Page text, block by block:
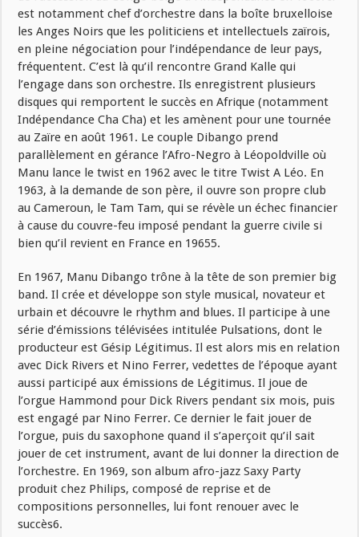
est notamment chef d’orchestre dans la boîte bruxelloise
les Anges Noirs que les politiciens et intellectuels zaïrois,
en pleine négociation pour l’indépendance de leur pays,
fréquentent. C’est là qu’il rencontre Grand Kalle qui
l’engage dans son orchestre. Ils enregistrent plusieurs
disques qui remportent le succès en Afrique (notamment
Indépendance Cha Cha) et les amènent pour une tournée
au Zaïre en août 1961. Le couple Dibango prend
parallèlement en gérance l’Afro-Negro à Léopoldville où
Manu lance le twist en 1962 avec le titre Twist A Léo. En
1963, à la demande de son père, il ouvre son propre club
au Cameroun, le Tam Tam, qui se révèle un échec financier
à cause du couvre-feu imposé pendant la guerre civile si
bien qu’il revient en France en 19655.
En 1967, Manu Dibango trône à la tête de son premier big
band. Il crée et développe son style musical, novateur et
urbain et découvre le rhythm and blues. Il participe à une
série d’émissions télévisées intitulée Pulsations, dont le
producteur est Gésip Légitimus. Il est alors mis en relation
avec Dick Rivers et Nino Ferrer, vedettes de l’époque ayant
aussi participé aux émissions de Légitimus. Il joue de
l’orgue Hammond pour Dick Rivers pendant six mois, puis
est engagé par Nino Ferrer. Ce dernier le fait jouer de
l’orgue, puis du saxophone quand il s’aperçoit qu’il sait
jouer de cet instrument, avant de lui donner la direction de
l’orchestre. En 1969, son album afro-jazz Saxy Party
produit chez Philips, composé de reprise et de
compositions personnelles, lui font renouer avec le
succès6.